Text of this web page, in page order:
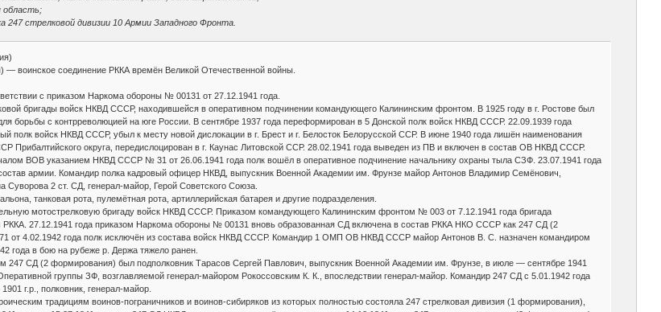
область;
247 стрелковой дивизии 10 Армии Западного Фронта.
— воинское соединение РККА времён Великой Отечественной войны.
с приказом Наркома обороны № 00131 от 27.12.1941 года.
бригады войск НКВД СССР, находившейся в оперативном подчинении командующего Калининским фронтом. В 1925 году в г. Ростове был
борьбы с контрреволюцией на юге России. В сентябре 1937 года переформирован в 5 Донской полк войск НКВД СССР. 22.09.1939 года
полк войск НКВД СССР, убыл к месту новой дислокации в г. Брест и г. Белосток Белорусской ССР. В июне 1940 года лишён наименования
Прибалтийского округа, передислоцирован в г. Каунас Литовской ССР. 28.02.1941 года выведен из ПВ и включен в состав ОВ НКВД СССР.
ВОВ указанием НКВД СССР № 31 от 26.06.1941 года полк вошёл в оперативное подчинение начальнику охраны тыла СЗФ. 23.07.1941 года
армии. Командир полка кадровый офицер НКВД, выпускник Военной Академии им. Фрунзе майор Антонов Владимир Семёнович,
Суворова 2 ст. СД, генерал-майор, Герой Советского Союза.
танковая рота, пулемётная рота, артиллерийская батарея и другие подразделения.
мотострелковую бригаду войск НКВД СССР. Приказом командующего Калининским фронтом № 003 от 7.12.1941 года бригада
27.12.1941 года приказом Наркома обороны № 00131 вновь образованная СД включена в состав РККА НКО СССР как 247 СД (2
4.02.1942 года полк исключён из состава войск НКВД СССР. Командир 1 ОМП ОВ НКВД СССР майор Антонов В. С. назначен командиром
года в бою на рубеже р. Держа тяжело ранен.
247 СД (2 формирования) был подполковник Тарасов Сергей Павлович, выпускник Военной Академии им. Фрунзе, в июле — сентябре 1941
группы ЗФ, возглавляемой генерал-майором Рокоссовским К. К., впоследствии генерал-майор. Командир 247 СД с 5.01.1942 года
г.р., полковник, генерал-майор.
традициям воинов-пограничников и воинов-сибиряков из которых полностью состояла 247 стрелковая дивизия (1 формирования),